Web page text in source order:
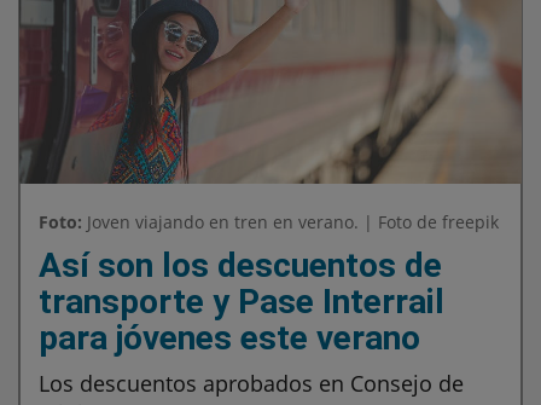
Foto: Joven viajando en tren en verano. | Foto de freepik
Así son los descuentos de
transporte y Pase Interrail
para jóvenes este verano
Los descuentos aprobados en Consejo de